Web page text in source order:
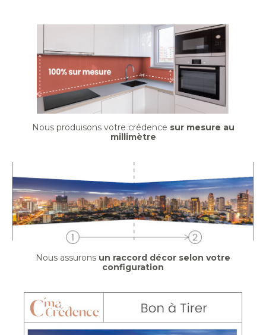
Nous produisons votre crédence sur mesure au
millimètre
Nous assurons un raccord décor selon votre
configuration